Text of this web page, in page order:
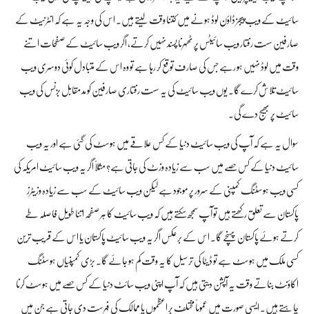
سائیٹ کے ویب پیجز ڈاؤن لوڈ ہونے میں کتنا وقت لیتے ہیں۔ اس کی وجہ یہ ہے کہ انٹرنیٹ کے
صارفین سست رفتار ویب سائیٹس پر ٹھہرنا پسند نہیں کرتے، اگر ویب سائیٹ کے صفحات اتنے
وقت میں لوڈ نہیں ہو رہے جس کی صارف توقع کر رہا ہے تو وہ اس کے متبادل کوئی دوسری ویب
سائیٹ تلاش کرے گا۔ یوں ویب سائیٹ کی یہ سست رفتاری صارفین کو مد مقابل بزنس کی ویب
سائیٹ پر بھیج دے گی۔
سوال یہ ہے کہ آپ کی ویب سائیٹ دنیا کے کس علاقے میں ہوسٹ کی گئی ہے اور یہ ویب
سائیٹ دنیا کے کس حصے میں سب سے زیادہ وزٹ کی جاتی ہے؟ مثلاً‌ اگر یہ ویب سائیٹ امریکہ کی
کسی ویب ہوسٹنگ کمپنی کے سرور پر موجود ہے لیکن ویب سائیٹ کے سب سے زیادہ وزیٹرز
پاکستان سے تعلق رکھتے ہیں تو آپ سمجھ سکتے ہیں کہ ویب سائیٹ کا ہر صفحہ اتنا طویل فاصلہ طے
کرتے ہوئے پاکستان پہنچے گا۔ اس کے برعکس اگر یہ ویب سائیٹ پاکستان یا اس کے قریب ترین
کسی ملک میں ہوسٹ ہے تو ڈیٹا کی ترسیل کا یہ وقت کم ہو جائے گا۔ بڑی کمپنیاں ہوسٹنگ
اکاؤنٹ بناتے وقت یہ آپشن دیتی ہیں کہ آپ اپنی ویب سائٹ دنیا کے کس حصے میں ہوسٹ کرنا
چاہتے ہیں۔ ایسی صورت میں عموماً مختلف بر اعظموں یا ممالک کی فہرست دی جاتی ہے جن میں